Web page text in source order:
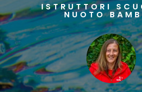
ISTRUTTORI
NUOTO